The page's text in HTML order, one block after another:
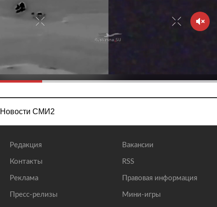
Новости СМИ2
Редакция
Контакты
Реклама
Пресс-релизы
Вакансии
RSS
Правовая информация
Мини-игры